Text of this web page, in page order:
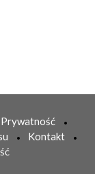
Prywatność
Kontakt